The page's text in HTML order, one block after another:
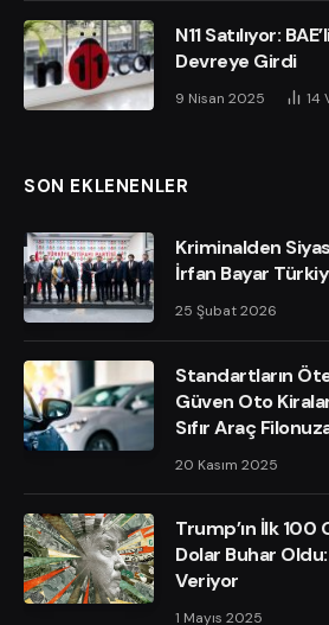
N11 Satılıyor:
Devreye Girdi
9 Nisan 2025 14
SON EKLENENLER
Kriminalden
İrfan Bayar
25 Şubat 2026
Standartların
Güven Oto
Sıfır Araç
20 Kasım 2025
Trump’ın İlk
Dolar Buhar
Veriyor
1 Mayıs 2025